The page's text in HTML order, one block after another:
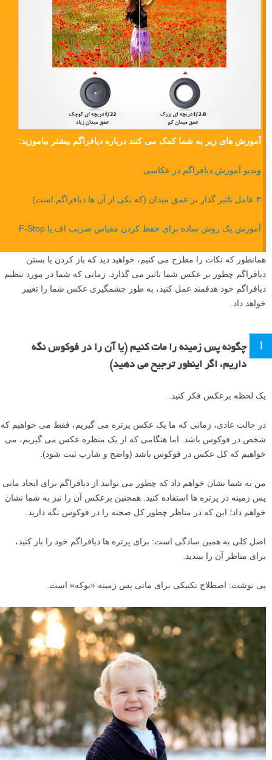
آموزش های زیر به شما کمک می کنند درباره دیافراگم بیشتر بیاموزید:
ویدیو آموزش دیافراگم در عکاسی
۳ عامل تاثیر گذار بر عمق میدان (که یکی از آن ها دیافراگم است)
آموزش یک روش ساده برای حفظ کردن مقیاس ضریب اف یا F-Stop
همانطور که نکات را مطرح می کنیم، خواهید دید که باز کردن یا بستن
دیافراگم چطور بر عکس شما تاثیر می گذارد. زمانی که شما در مورد تنظیم
دیافراگم خود هدفمند عمل کنید، به طور چشمگیری عکس شما را تغییر
خواهد داد.
۱
چگونه پس زمینه را مات کنیم (یا آن را در فوکوس نگه
داریم، اگر اینطور ترجیح می دهید)
یک لحظه برعکس فکر کنید.
در حالت عادی، زمانی که ما یک عکس پرتره می گیریم، فقط می خواهیم که
شخص در فوکوس باشد. اما هنگامی که از یک منظره عکس می گیریم، می
خواهیم که کل عکس در فوکوس باشد (واضح و شارپ ثبت شود).
من به شما نشان خواهم داد که چطور می توانید از دیافراگم برای ایجاد ماتی
پس زمینه در پرتره ها استفاده کنید. همچنین برعکس آن را نیز به شما نشان
خواهم داد؛ این که در مناظر چطور کل صحنه را در فوکوس نگه دارید.
اصل کلی به همین سادگی است: برای پرتره ها دیافراگم خود را باز کنید،
برای مناظر آن را ببندید.
پی نوشت: اصطلاح تکنیکی برای ماتی پس زمینه «بوکه» است.